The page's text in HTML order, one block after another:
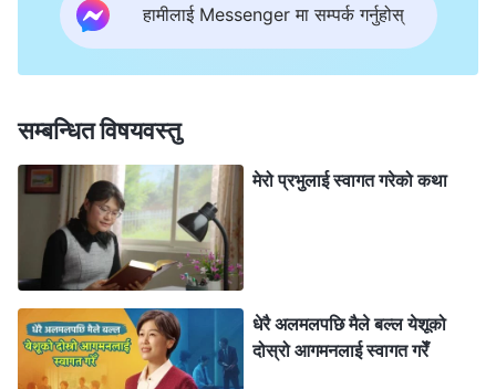
नकारात्मक र कमजोर भई तिनीहरूको विश्‍वास सेलाएको थियो,
मानिसहरू मलाई सुसमाचार सुनाइरहेका थिए, र मैले जति नै
तिनीहरूलाई इन्कारे पनि, तिनीहरू आउँथे। पवित्र आत्‍माको कार्य
नभएको भए, तिनीहरूमा कसरी यति ठूलो प्रेम र धैर्यता हुन सक्थ्यो?
के पूर्वीय ज्योति साँच्‍चै नै परमेश्‍वरको काम हो? वास्तविकता बुझ्‍नको
लागि, म मेरी श्रीमती घरमा नहुँदा कसैले नदेखी सर्वशक्तिमान्‌
परमेश्‍वरका वचनहरू पढ्थेँ। एक दिन, मैले यो खण्ड भेटेँ।
सर्वशक्तिमान्‌ परमेश्‍वर भन्‍नुहुन्छ, “येशूमा विश्‍वास गर्ने कसैले पनि
अरूलाई सराप्दैन वा निन्दा गर्दैन। तिमीहरू सबै नै चेतना भएका र
हामीलाई Messenger मा सम्पर्क गर्नुहोस्
सम्बन्धित विषयवस्तु
मेरो प्रभुलाई स्वागत गरेको कथा
धेरै अलमलपछि मैले बल्‍ल येशूको
दोस्रो आगमनलाई स्वागत गरेँ